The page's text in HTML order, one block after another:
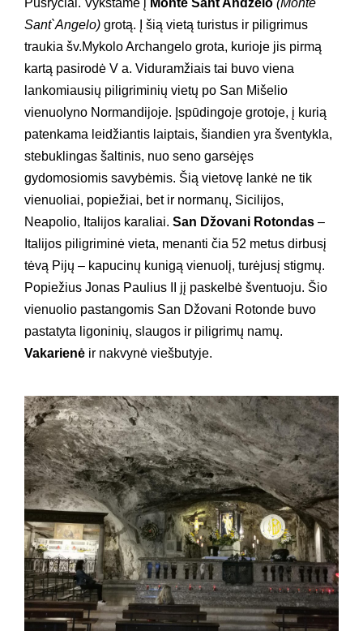
Pusryčiai. Vykstame į Monte Sant Andželo (Monte
Sant`Angelo) grotą. Į šią vietą turistus ir piligrimus
traukia šv.Mykolo Archangelo grota, kurioje jis pirmą
kartą pasirodė V a. Viduramžiais tai buvo viena
lankomiausių piligriminių vietų po San Mišelio
vienuolyno Normandijoje. Įspūdingoje grotoje, į kurią
patenkama leidžiantis laiptais, šiandien yra šventykla,
stebuklingas šaltinis, nuo seno garsėjęs
gydomosiomis savybėmis. Šią vietovę lankė ne tik
vienuoliai, popiežiai, bet ir normanų, Sicilijos,
Neapolio, Italijos karaliai. San Džovani Rotondas –
Italijos piligriminė vieta, menanti čia 52 metus dirbusį
tėvą Pijų – kapucinų kunigą vienuolį, turėjusį stigmų.
Popiežius Jonas Paulius II jį paskelbė šventuoju. Šio
vienuolio pastangomis San Džovani Rotonde buvo
pastatyta ligoninių, slaugos ir piligrimų namų.
Vakarienė ir nakvynė viešbutyje.